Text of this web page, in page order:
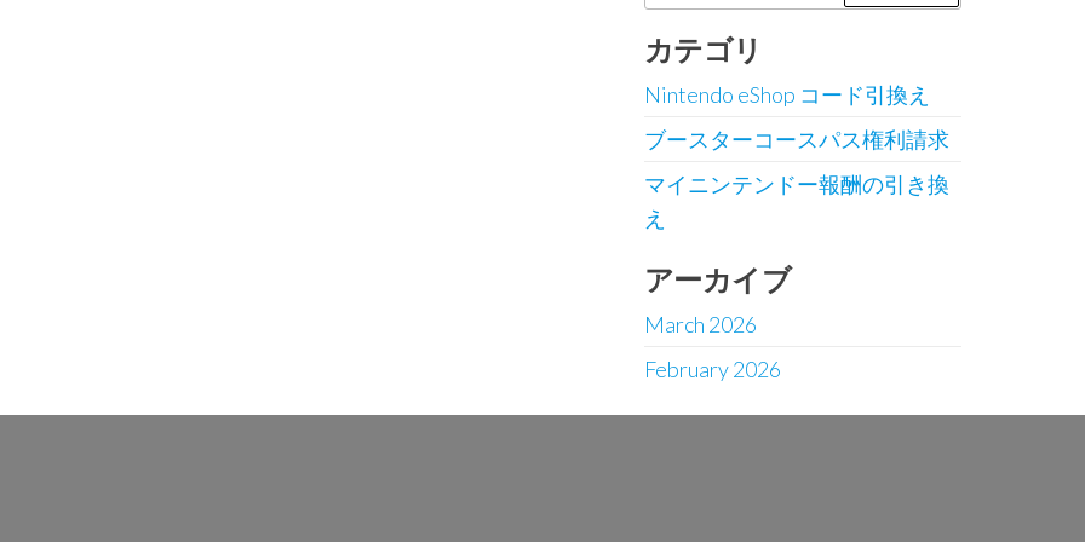
カテゴリ
Nintendo eShop コード引換え
ブースターコースパス権利請求
マイニンテンドー報酬の引き換
え
アーカイブ
March 2026
February 2026